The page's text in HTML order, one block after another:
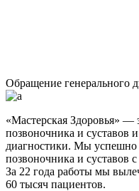
Обращение генерального
«Мастерская Здоровья» —
позвоночника и суставов
диагностики. Мы успешно
позвоночника и суставов с
За 22 года работы мы
60 тысяч пациентов.